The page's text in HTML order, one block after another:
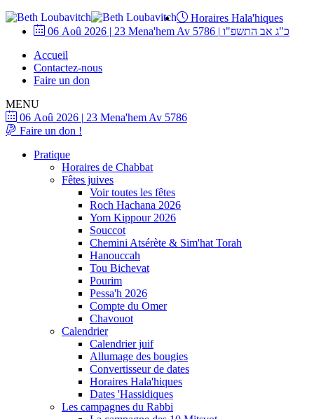
Horaires Hala'hiques
06 Aoû 2026 | 23 Mena'hem Av 5786 | כ"ג אב התשפ"ו
Accueil
Contactez-nous
Faire un don
MENU
06 Aoû 2026 | 23 Mena'hem Av 5786
Faire un don !
Pratique
Horaires de Chabbat
Fêtes juives
Voir toutes les fêtes
Roch Hachana 2026
Yom Kippour 2026
Souccot
Chemini Atsérète & Sim'hat Torah
Hanouccah
Tou Bichevat
Pourim
Pessa'h 2026
Compte du Omer
Chavouot
Calendrier
Calendrier juif
Allumage des bougies
Convertisseur de dates
Horaires Hala'hiques
Dates 'Hassidiques
Les campagnes du Rabbi